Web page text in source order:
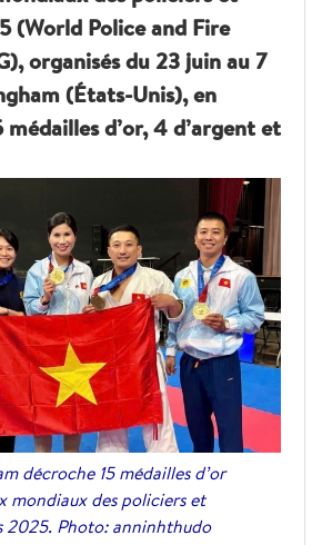
(World Police and Fire
organisés du 23 juin au 7
(États-Unis), en
d’or, 4 d’argent et
décroche 15 médailles d’or
mondiaux des policiers et
2025. Photo: anninhthudo